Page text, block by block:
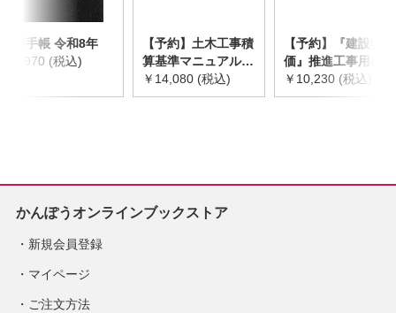
災害手帳 令和8年
￥2,970 (税込)
【予約】土木工事積
算基準マニュアル
令和8年度版
※2026年8月下旬発
￥14,080 (税込)
【予約】『建設物
価』推進工事用機械
器具等基礎価格表
2026年度版
￥10,230 (税込)
かんぽうオンラインブックストア
新規会員登録
マイページ
ご注文方法